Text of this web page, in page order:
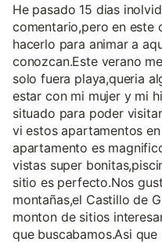
He pasado 15 dias
comentario,pero en este
hacerlo para animar a
conozcan.Este verano
solo fuera playa,queria
estar con mi mujer y mi
situado para poder
vi estos apartamentos
apartamento es
vistas super
sitio es perfecto.Nos
montañas,el Castillo de
monton de sitios
que buscabamos.Asi